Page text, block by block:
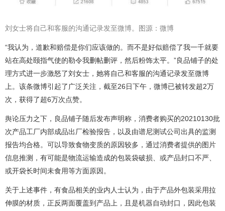
刘女士将自己和客服的沟通记录发至微博。图源：微博
“我认为，道歉和赔偿是你们应该做的。而不是好似赔偿了我一千就要
站在高处颐指气使的勒令我删帖删评，然后粉饰太平。”良品铺子的处
理方式进一步激怒了刘女士，她将自己和客服的沟通记录发至微博
上。该条微博引起了广泛关注，截至26日下午，微博已被转发超2万
次，获得了超6万次点赞。
舆论压力之下，良品铺子随后发布声明称，消费者购买的20210130批
次产品工厂内部成品出厂检验报告，以及由谱尼测试公司出具的监测
报告均合格。可以导致食物变质的原因较多，通过消费者提供的图片
信息推测，有可能是物流运输造成的包装袋破损、或产品封口不严、
或开袋长时间未食用等方面原因。
关于上述事件，有食品相关的业内人士认为，由于产品外包装采用拉
伸膜的材质，正反两面覆盖到产品上，且是机器自动封口，因此包装